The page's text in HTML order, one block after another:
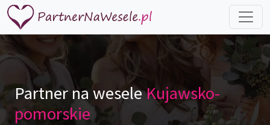
Partner na weseleKujawsko-
pomorskie